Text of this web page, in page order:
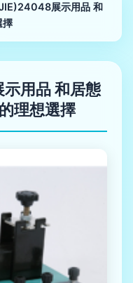
展示用品 和
擇
用品 和居態
理想選擇